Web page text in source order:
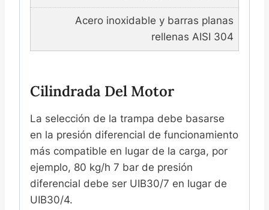
Acero inoxidable y barras planas
rellenas AISI 304
Cilindrada Del Motor
La selección de la trampa debe basarse
en la presión diferencial de funcionamiento
más compatible en lugar de la carga, por
ejemplo, 80 kg/h 7 bar de presión
diferencial debe ser UIB30/7 en lugar de
UIB30/4.